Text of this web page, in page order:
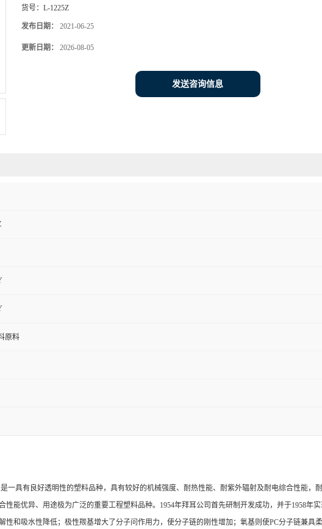
货号： L-1225Z
发布日期： 2021-06-25
更新日期： 2026-08-05
发送咨询信息
原料
一具有良好透明性的塑料品种，具有较好的机械强度、耐热性能、耐紫外辐射及耐电综合性能，
能优异、用途极为广泛的重要工程塑料品种。1954年拜耳公司首先研制开发成功，并于1958年
和吸水性降低；极性羰基增大了分子问作用力，使分子链的刚性增加；氧基则使PC分子链兼具